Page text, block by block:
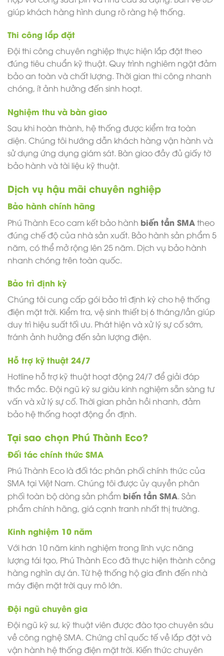
giúp khách hàng hình dung rõ ràng hệ thống.
Thi công lắp đặt
Đội thi công chuyên nghiệp thực hiện lắp đặt theo
đúng tiêu chuẩn kỹ thuật. Quy trình nghiêm ngặt đảm
bảo an toàn và chất lượng. Thời gian thi công nhanh
chóng, ít ảnh hưởng đến sinh hoạt.
Nghiệm thu và bàn giao
Sau khi hoàn thành, hệ thống được kiểm tra toàn
diện. Chúng tôi hướng dẫn khách hàng vận hành và
sử dụng ứng dụng giám sát. Bàn giao đầy đủ giấy tờ
bảo hành và tài liệu kỹ thuật.
Dịch vụ hậu mãi chuyên nghiệp
Bảo hành chính hãng
Phú Thành Eco cam kết bảo hành biến tần SMA theo
đúng chế độ của nhà sản xuất. Bảo hành sản phẩm 5
năm, có thể mở rộng lên 25 năm. Dịch vụ bảo hành
nhanh chóng trên toàn quốc.
Bảo trì định kỳ
Chúng tôi cung cấp gói bảo trì định kỳ cho hệ thống
điện mặt trời. Kiểm tra, vệ sinh thiết bị 6 tháng/lần giúp
duy trì hiệu suất tối ưu. Phát hiện và xử lý sự cố sớm,
tránh ảnh hưởng đến sản lượng điện.
Hỗ trợ kỹ thuật 24/7
Hotline hỗ trợ kỹ thuật hoạt động 24/7 để giải đáp
thắc mắc. Đội ngũ kỹ sư giàu kinh nghiệm sẵn sàng tư
vấn và xử lý sự cố. Thời gian phản hồi nhanh, đảm
bảo hệ thống hoạt động ổn định.
Tại sao chọn Phú Thành Eco?
Đối tác chính thức SMA
Phú Thành Eco là đối tác phân phối chính thức của
SMA tại Việt Nam. Chúng tôi được ủy quyền phân
phối toàn bộ dòng sản phẩm biến tần SMA. Sản
phẩm chính hãng, giá cạnh tranh nhất thị trường.
Kinh nghiệm 10 năm
Với hơn 10 năm kinh nghiệm trong lĩnh vực năng
lượng tái tạo, Phú Thành Eco đã thực hiện thành công
hàng nghìn dự án. Từ hệ thống hộ gia đình đến nhà
máy điện mặt trời quy mô lớn.
Đội ngũ chuyên gia
Đội ngũ kỹ sư, kỹ thuật viên được đào tạo chuyên sâu
về công nghệ SMA. Chứng chỉ quốc tế về lắp đặt và
vận hành hệ thống điện mặt trời. Kiến thức chuyên